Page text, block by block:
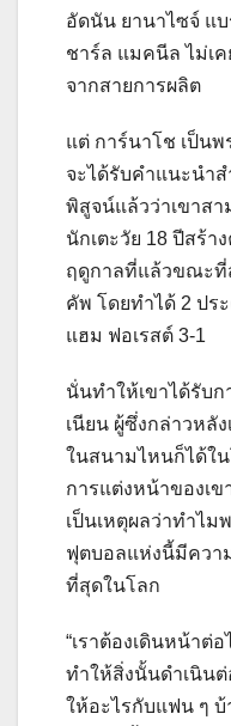
อัดนัน ยานาไซจ์ แ
ชาร์ล แมคนีล ไม่เ
จากสายการผลิต
แต่ การ์นาโช เป็น
จะได้รับคำแนะนำ
พิสูจน์แล้วว่าเขาสา
นักเตะวัย 18 ปีสร้า
ฤดูกาลที่แล้วขณะที่
คัพ โดยทำได้ 2 ปร
แฮม ฟอเรสต์ 3-1
นั่นทำให้เขาได้รับ
เนียน ผู้ซึ่งกล่าวหลั
ในสนามไหนก็ได้ใ
การแต่งหน้าของเ
เป็นเหตุผลว่าทำไม
ฟุตบอลแห่งนี้มีควา
ที่สุดในโลก
“เราต้องเดินหน้าต่
ทำให้สิ่งนั้นดำเนินต่
ให้อะไรกับแฟน ๆ บ้